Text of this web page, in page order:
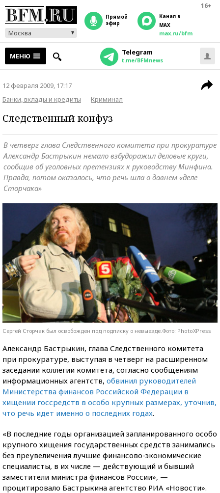
16+
Москва
прямой
эфир
Канал в
MAX
max.ru/bfm
МЕНЮ Telegram
t.me/BFMnews
12 февраля 2009, 17:17
Банки, вклады и кредиты
Криминал
Следственный конфуз
В четверг глава Следственного комитета при прокуратуре
Александр Бастрыкин немало взбудоражил деловые круги,
сообщив об уголовных претензиях к руководству Минфина.
Правда, потом оказалось, что речь шла о давнем «деле
Сторчака»
Сергей Сторчак был освобожден под подписку о невыезде.Фото: PhotoXPress
Александр Бастрыкин, глава Следственного комитета
при прокуратуре, выступая в четверг на расширенном
заседании коллегии комитета, согласно сообщениям
информационных агентств, обвинил руководителей
Министерства финансов Российской Федерации в
хищении госсредств в особо крупных размерах, уточнив,
что речь идет именно о последних годах.
«В последние годы организацией запланированного особо
крупного хищения государственных средств занимались
без преувеличения лучшие финансово-экономические
специалисты, в их числе — действующий и бывший
заместители министра финансов России», —
процитировало Бастрыкина агентство РИА «Новости».